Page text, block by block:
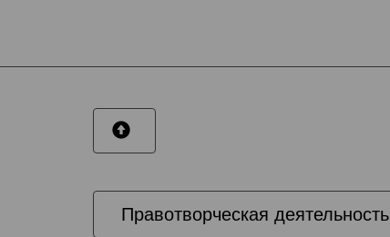
Правотворческая деятельность